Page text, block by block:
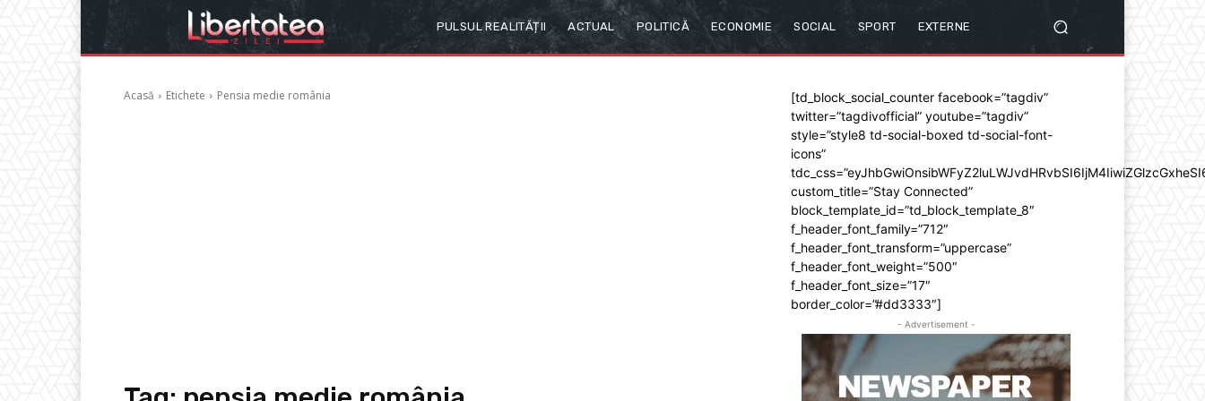
PULSUL REALITĂȚII ACTUAL POLITICĂ ECONOMIE SOCIAL SPORT EXTERNE
Acasă Etichete Pensia medie românia
[td_block_social_counter facebook=”tagdiv”
twitter=”tagdivofficial” youtube=”tagdiv”
style=”style8 td-social-boxed td-social-font-
icons”
custom_title=”Stay Connected”
block_template_id=”td_block_template_8″
f_header_font_family=”712″
f_header_font_transform=”uppercase”
f_header_font_weight=”500″
f_header_font_size=”17″
border_color=”#dd3333″]
- Advertisement -